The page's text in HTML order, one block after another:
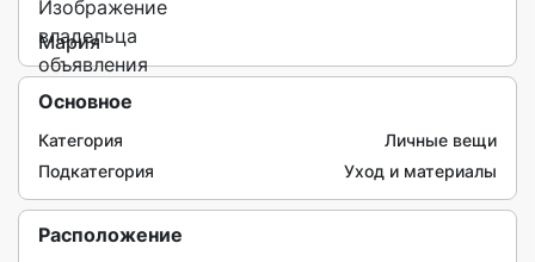
Мария
Основное
Категория
Личные вещи
Подкатегория
Уход и материалы
Расположение